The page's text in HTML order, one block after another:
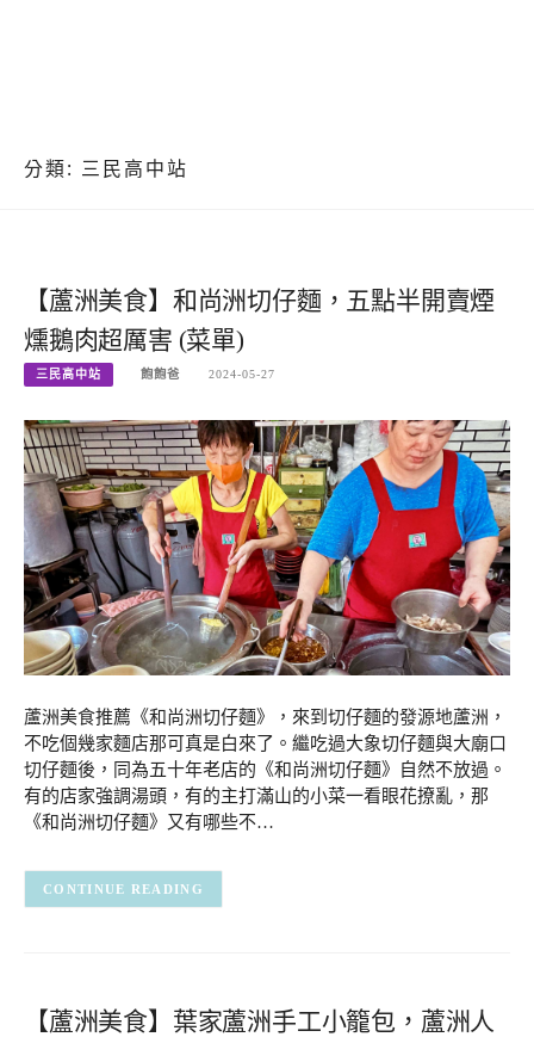
分類: 三民高中站
【蘆洲美食】和尚洲切仔麵，五點半開賣煙
燻鵝肉超厲害 (菜單)
三民高中站 飽飽爸 2024-05-27
蘆洲美食推薦《和尚洲切仔麵》，來到切仔麵的發源地蘆洲，
不吃個幾家麵店那可真是白來了。繼吃過大象切仔麵與大廟口
切仔麵後，同為五十年老店的《和尚洲切仔麵》自然不放過。
有的店家強調湯頭，有的主打滿山的小菜一看眼花撩亂，那
《和尚洲切仔麵》又有哪些不…
CONTINUE READING
【蘆洲美食】葉家蘆洲手工小籠包，蘆洲人